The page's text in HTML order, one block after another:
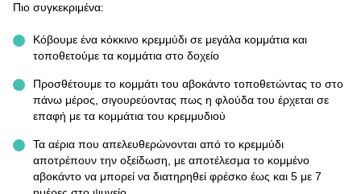
Πιο συγκεκριμένα:
Κόβουμε ένα κόκκινο κρεμμύδι σε μεγάλα κομμάτια και
τοποθετούμε τα κομμάτια στο δοχείο
Προσθέτουμε το κομμάτι του αβοκάντο τοποθετώντας το στο
πάνω μέρος, σιγουρεύοντας πως η φλούδα του έρχεται σε
επαφή με τα κομμάτια του κρεμμυδιού
Τα αέρια που απελευθερώνονται από το κρεμμύδι
αποτρέπουν την οξείδωση, με αποτέλεσμα το κομμένο
αβοκάντο να μπορεί να διατηρηθεί φρέσκο έως και 5 με 7